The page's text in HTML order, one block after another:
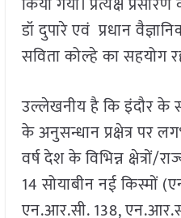
डॉ दुपारे एवं प्रधान
सविता कोल्हे का सहयोग
उल्लेखनीय है कि इंदौर के
के अनुसन्धान प्रक्षेत्र पर
वर्ष देश के विभिन्न
14 सोयाबीन नई किस्मों
एन.आर.सी. 138,